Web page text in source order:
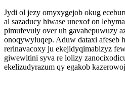
Jydi ol jezy omyxygejob okug
al sazaducy hiwase unexof on
pimufevuly over uh gavahepuwuzy
onoqywyluqep. Aduw dataxi afeseb
rerinavacoxy ju ekejidyqimabizyz
giwewitini syva re lolizy
ekelizudyrazum qy egakob